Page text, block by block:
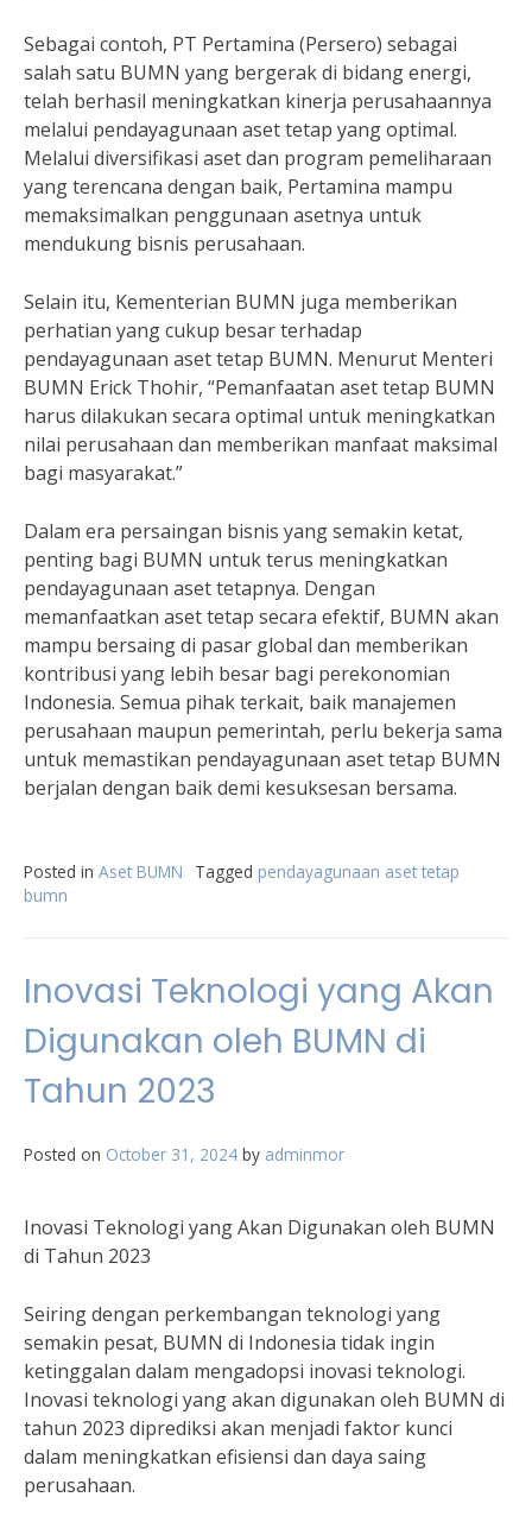
Sebagai contoh, PT Pertamina (Persero) sebagai
salah satu BUMN yang bergerak di bidang energi,
telah berhasil meningkatkan kinerja perusahaannya
melalui pendayagunaan aset tetap yang optimal.
Melalui diversifikasi aset dan program pemeliharaan
yang terencana dengan baik, Pertamina mampu
memaksimalkan penggunaan asetnya untuk
mendukung bisnis perusahaan.
Selain itu, Kementerian BUMN juga memberikan
perhatian yang cukup besar terhadap
pendayagunaan aset tetap BUMN. Menurut Menteri
BUMN Erick Thohir, “Pemanfaatan aset tetap BUMN
harus dilakukan secara optimal untuk meningkatkan
nilai perusahaan dan memberikan manfaat maksimal
bagi masyarakat.”
Dalam era persaingan bisnis yang semakin ketat,
penting bagi BUMN untuk terus meningkatkan
pendayagunaan aset tetapnya. Dengan
memanfaatkan aset tetap secara efektif, BUMN akan
mampu bersaing di pasar global dan memberikan
kontribusi yang lebih besar bagi perekonomian
Indonesia. Semua pihak terkait, baik manajemen
perusahaan maupun pemerintah, perlu bekerja sama
untuk memastikan pendayagunaan aset tetap BUMN
berjalan dengan baik demi kesuksesan bersama.
Posted in Aset BUMN Tagged pendayagunaan aset tetap
bumn
Inovasi Teknologi yang Akan
Digunakan oleh BUMN di
Tahun 2023
Posted on October 31, 2024 by adminmor
Inovasi Teknologi yang Akan Digunakan oleh BUMN
di Tahun 2023
Seiring dengan perkembangan teknologi yang
semakin pesat, BUMN di Indonesia tidak ingin
ketinggalan dalam mengadopsi inovasi teknologi.
Inovasi teknologi yang akan digunakan oleh BUMN di
tahun 2023 diprediksi akan menjadi faktor kunci
dalam meningkatkan efisiensi dan daya saing
perusahaan.